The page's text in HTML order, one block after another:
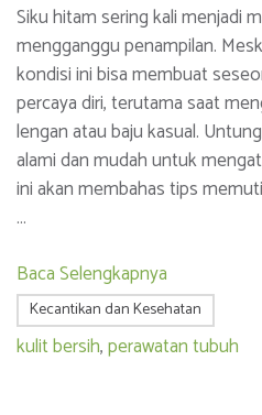
Siku hitam sering kali menjadi
mengganggu penampilan.
kondisi ini bisa membuat
percaya diri, terutama saat
lengan atau baju kasual.
alami dan mudah untuk
ini akan membahas tips
…
Baca Selengkapnya
Kecantikan dan Kesehatan
kulit bersih,perawatan tubuh